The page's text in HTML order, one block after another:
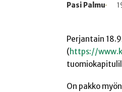
Kirjoittaja
Pasi Palmu
Julkaistu
Lukuaika
Lukukertoja
Perjantain
(https://
On pakko